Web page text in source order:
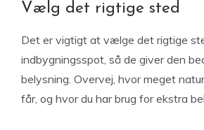
Vælg det rigtige sted
Det er vigtigt at vælge det rigtige
indbygningsspot, så de giver den
belysning. Overvej, hvor meget
får, og hvor du har brug for ekstra